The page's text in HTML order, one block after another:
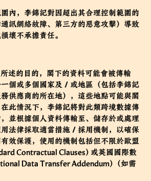
內，李錦記對因超出其合理控制範圍的
訊網絡故障、第三方的惡意攻擊）導致
壞不承擔責任。
述的目的，閣下的資料可能會被傳輸
個或多個國家及／或地區（包括李錦記
供應商的所在地），這些地點可能與閣
此情況下，李錦記將對此類跨境數據傳
並根據個人資料傳輸至、儲存於或處理
法律採取適當措施／採用機制，以確保
效保護，使用的機制包括但不限於歐盟
Contractual Clauses) 或英國國際數
Data Transfer Addendum)（如需